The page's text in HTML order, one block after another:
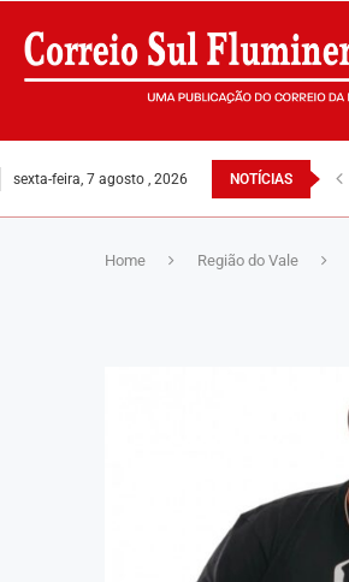
sexta-feira, 7 agosto , 2026 NOTÍCIAS
Home Região do Vale